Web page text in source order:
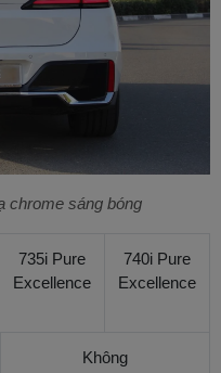
chrome sáng bóng
735i Pure
Excellence
740i Pure
Excellence
Không